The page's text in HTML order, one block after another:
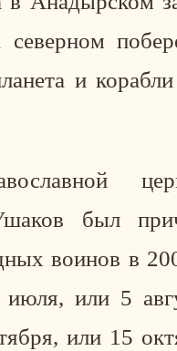
и корабли
был
воинов в
или 5
или 15